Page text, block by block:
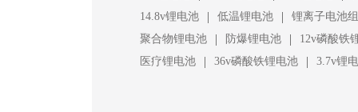
14.8v锂电池
| 低温锂电池 |
锂离子电池组
聚合物锂电池
| 防爆锂电池 |
12v磷酸铁
医疗锂电池
| 36v磷酸铁锂电池 | 3.7v锂